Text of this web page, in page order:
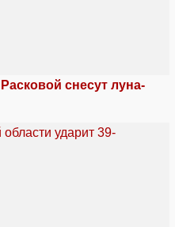
снесут луна-